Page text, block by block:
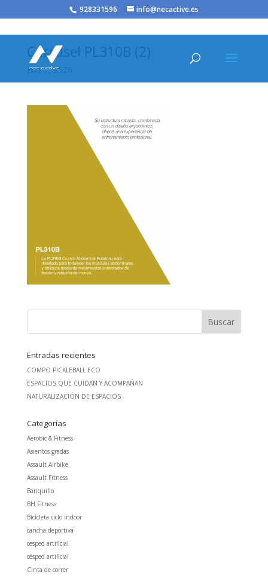
/* JS para menú plegable móvil Divi */
928331596 info@necactive.es
Carrusel PL310B (2)
Ene 7, 2026
Entradas recientes
COMPO PICKLEBALL ECO
ESPACIOS QUE CUIDAN Y ACOMPAÑAN
NATURALIZACIÓN DE ESPACIOS
Categorías
Aerobic & Fitness
Asientos gradas
Assault Airbike
Assault Fitness
Banquillo
BH Fitness
Bicicleta ciclo indoor
cancha deportiva
cesped artificial
césped artificial
Cinta de correr